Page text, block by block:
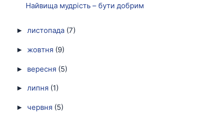
Найвища мудрість – бути добрим
► листопада (7)
► жовтня (9)
► вересня (5)
► липня (1)
► червня (5)